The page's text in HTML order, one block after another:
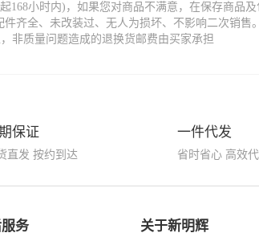
168小时内)，如果您对商品不满意，在保存商品
齐全、未改装过、无人为损坏、不影响二次销售。
非质量问题造成的退换货邮费由买家承担
保证
直发 按约到达
一件代发
省时省心 高效
务 关于新明辉